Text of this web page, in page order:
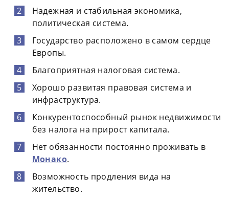
Надежная и стабильная экономика,
политическая система.
Государство расположено в самом сердце
Европы.
Благоприятная налоговая система.
Хорошо развитая правовая система и
инфраструктура.
Конкурентоспособный рынок недвижимости
без налога на прирост капитала.
Нет обязанности постоянно проживать в
Монако.
Возможность продления вида на
жительство.